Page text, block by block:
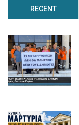
RECENT